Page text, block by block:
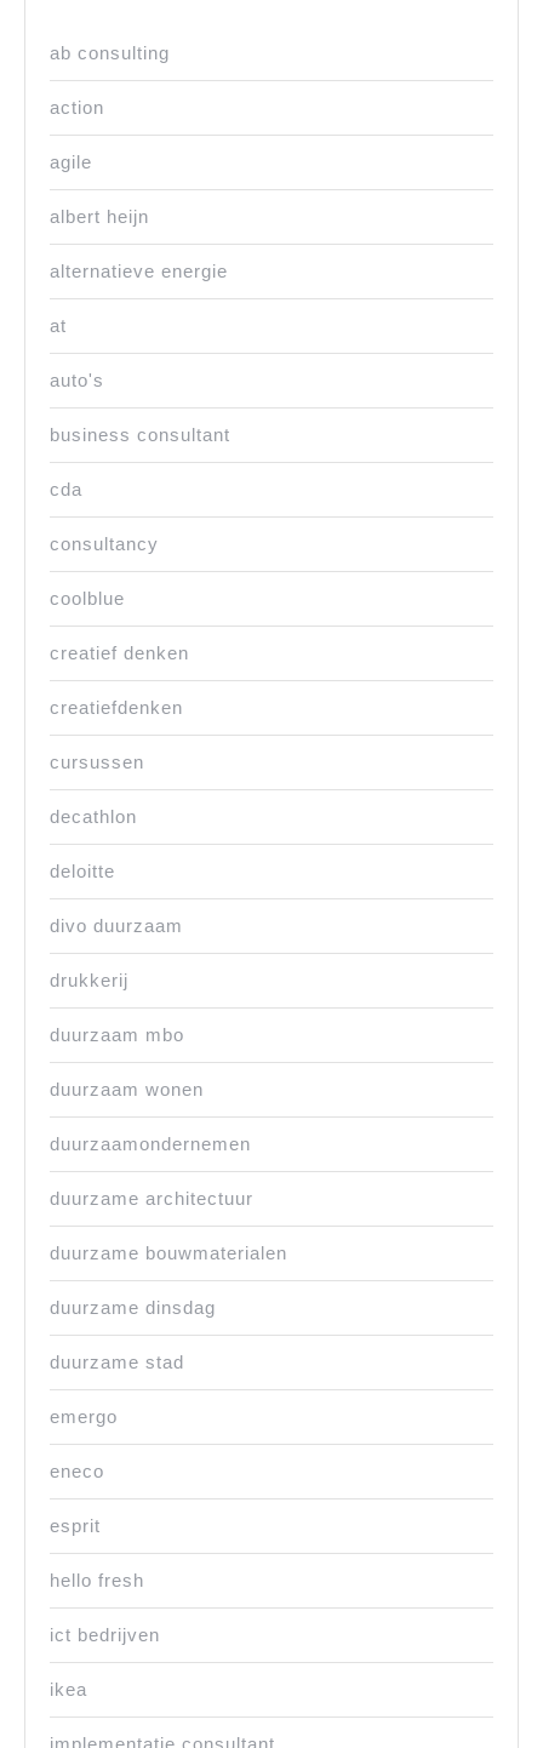
ab consulting
action
agile
albert heijn
alternatieve energie
at
auto's
business consultant
cda
consultancy
coolblue
creatief denken
creatiefdenken
cursussen
decathlon
deloitte
divo duurzaam
drukkerij
duurzaam mbo
duurzaam wonen
duurzaamondernemen
duurzame architectuur
duurzame bouwmaterialen
duurzame dinsdag
duurzame stad
emergo
eneco
esprit
hello fresh
ict bedrijven
ikea
implementatie consultant